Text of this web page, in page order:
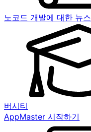
노코드 개발에 대한 뉴스
버시티
AppMaster 시작하기